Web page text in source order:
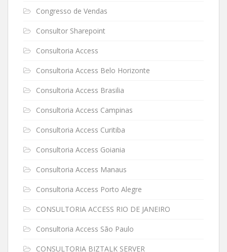
Congresso de Vendas
Consultor Sharepoint
Consultoria Access
Consultoria Access Belo Horizonte
Consultoria Access Brasilia
Consultoria Access Campinas
Consultoria Access Curitiba
Consultoria Access Goiania
Consultoria Access Manaus
Consultoria Access Porto Alegre
CONSULTORIA ACCESS RIO DE JANEIRO
Consultoria Access São Paulo
CONSULTORIA BIZTALK SERVER